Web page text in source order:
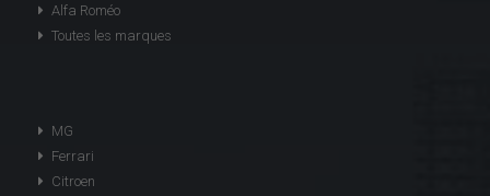
Alfa Roméo
Toutes les marques
MG
Ferrari
Citroen